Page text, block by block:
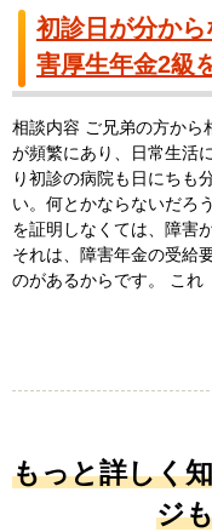
初診日が分か
害厚生年金2級
相談内容 ご兄弟の方から
が頻繁にあり、日常生活
り初診の病院も日にちも
い。何とかならないだろ
を証明しなくては、障害
それは、障害年金の受給
のがあるからです。 これ
もっと詳しく
ジ